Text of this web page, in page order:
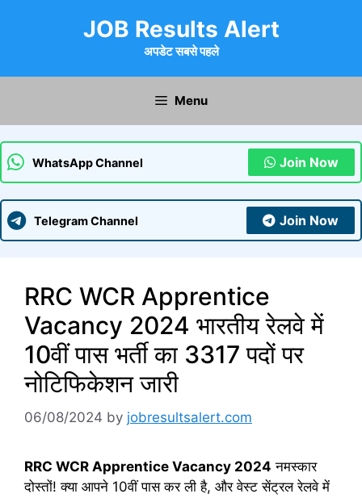
JOB Results Alert
अपडेट सबसे पहले
Menu
WhatsApp Channel Join Now
Telegram Channel Join Now
RRC WCR Apprentice
Vacancy 2024 भारतीय रेलवे में
10वीं पास भर्ती का 3317 पदों पर
नोटिफिकेशन जारी
06/08/2024 by jobresultsalert.com
RRC WCR Apprentice Vacancy 2024 नमस्कार
दोस्तों! क्या आपने 10वीं पास कर ली है, और वेस्ट सेंट्रल रेलवे में